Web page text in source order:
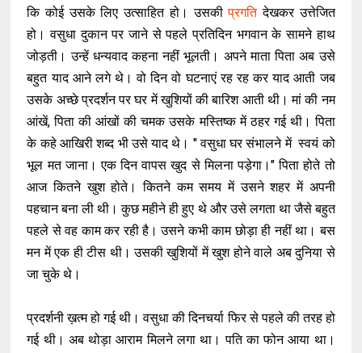
कि कोई उसके लिए उत्साहित हो। उसकीप्रगतिदेखकर उत्तेजित
हो। वसुधा दुकान पर जाने से पहले प्रतिदिन भगवान के सामने हाथ
जोड़ती। उन्हें धन्यवाद कहना नहीं भूलती। अपने माता पिता अब उसे
बहुत याद आने लगे थे। वो दिन वो घटनाएं रह रह कर याद आती जब
उसके अच्छे प्रदर्शन पर घर में खुशियों की बारिश आती थी। मां की नम
आंखें, पिता की आंखों की चमक उसके मस्तिष्क में ठहर गई थी। पिता
के कहे आखिरी शब्द भी उसे याद थे। " वसुधा घर संभालने में स्वयं को
भूल मत जाना। एक दिन वापस खुद से मिलना पड़ेगा।" पिता होते तो
आज कितने खुश होते। कितने कम समय में उसने शहर में अपनी
पहचान बना ली थी। कुछ महीने ही हुए थे और उसे लगता था जैसे बहुत
पहले से वह काम कर रही है। उसने कभी काम छोड़ा ही नहीं था। बस
मन में एक ही टीस थी। उसकी खुशियों में खुश होने वाले अब दुनिया से
जा चुके थे।
प्रदर्शनी ख़त्म हो गई थी। वसुधा की दिनचर्या फिर से पहले की तरह हो
गई थी। अब थोड़ा आराम मिलने लगा था। पति का फोन आया था।